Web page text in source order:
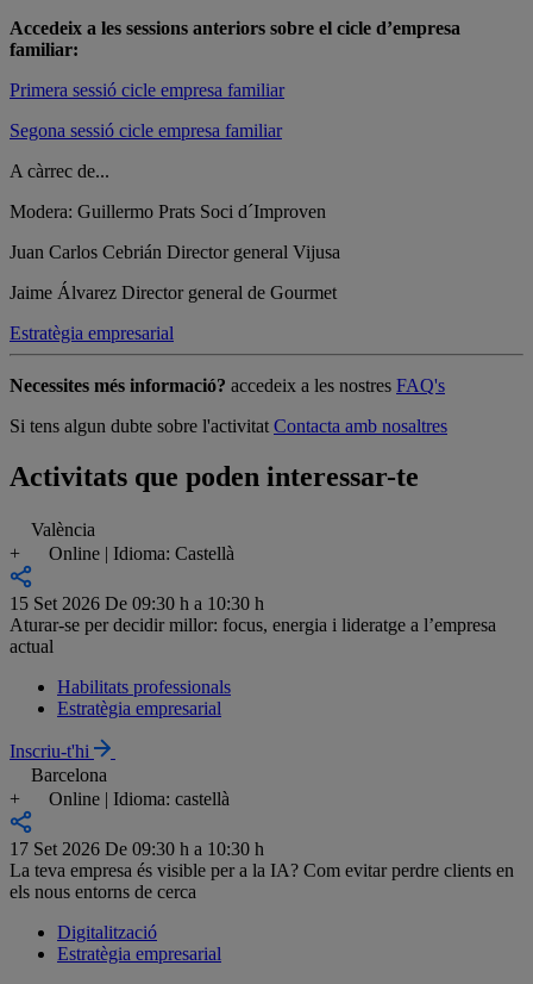
Accedeix a les sessions anteriors sobre el cicle d’empresa
familiar:
Primera sessió cicle empresa familiar
Segona sessió cicle empresa familiar
A càrrec de...
Modera: Guillermo Prats Soci d´Improven
Juan Carlos Cebrián Director general Vijusa
Jaime Álvarez Director general de Gourmet
Estratègia empresarial
Necessites més informació? accedeix a les nostres FAQ's
Si tens algun dubte sobre l'activitat Contacta amb nosaltres
Activitats que poden interessar-te
València
+
Online | Idioma: Castellà
15 Set 2026 De 09:30 h a 10:30 h
Aturar-se per decidir millor: focus, energia i lideratge a l’empresa
actual
Habilitats professionals
Estratègia empresarial
Inscriu-t'hi
Barcelona
+
Online | Idioma: castellà
17 Set 2026 De 09:30 h a 10:30 h
La teva empresa és visible per a la IA? Com evitar perdre clients en
els nous entorns de cerca
Digitalització
Estratègia empresarial